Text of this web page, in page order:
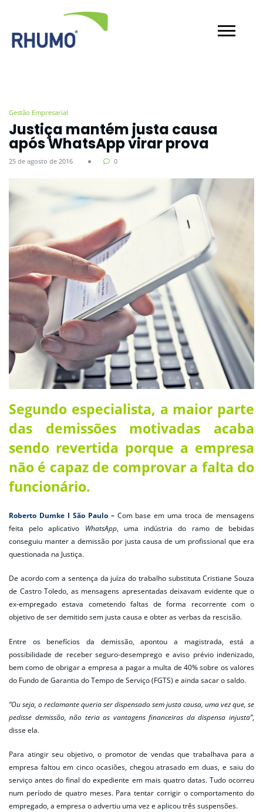
Gestão Empresarial
Justiça mantém justa causa
após WhatsApp virar prova
25 de agosto de 2016 0
Segundo especialista, a maior parte
das demissões motivadas acaba
sendo revertida porque a empresa
não é capaz de comprovar a falta do
funcionário.
Roberto Dumke I São Paulo – Com base em uma troca de mensagens
feita pelo aplicativo WhatsApp, uma indústria do ramo de bebidas
conseguiu manter a demissão por justa causa de um profissional que era
questionada na Justiça.
De acordo com a sentença da juíza do trabalho substituta Cristiane Souza
de Castro Toledo, as mensagens apresentadas deixavam evidente que o
ex-empregado estava cometendo faltas de forma recorrente com o
objetivo de ser demitido sem justa causa e obter as verbas da rescisão.
Entre os benefícios da demissão, apontou a magistrada, está a
possibilidade de receber seguro-desemprego e aviso prévio indenizado,
bem como de obrigar a empresa a pagar a multa de 40% sobre os valores
do Fundo de Garantia do Tempo de Serviço (FGTS) e ainda sacar o saldo.
“Ou seja, o reclamante queria ser dispensado sem justa causa, uma vez que, se
pedisse demissão, não teria as vantagens financeiras da dispensa injusta”,
disse ela.
Para atingir seu objetivo, o promotor de vendas que trabalhava para a
empresa faltou em cinco ocasiões, chegou atrasado em duas, e saiu do
serviço antes do final do expediente em mais quatro datas. Tudo ocorreu
num período de quatro meses. Para tentar corrigir o comportamento do
empregado, a empresa o advertiu uma vez e aplicou três suspensões.